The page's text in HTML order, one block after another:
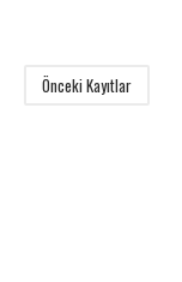
Önceki Kayıtlar